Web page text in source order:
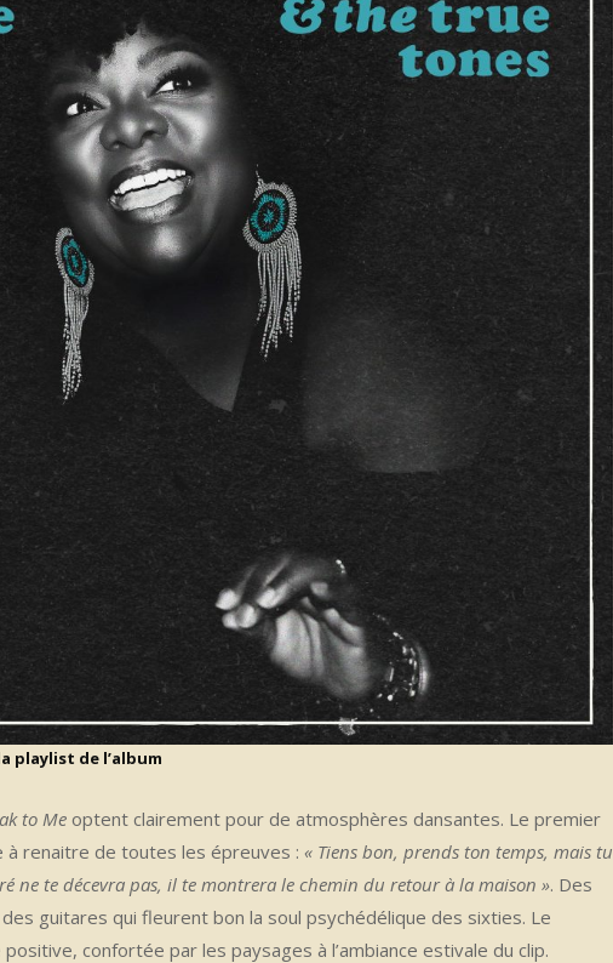
playlist de l’album
to Meoptent clairement pour de atmosphères dansantes. Le premier
à renaitre de toutes les épreuves : « Tiens bon, prends ton temps, mais tu
ne te décevra pas, il te montrera le chemin du retour à la maison ». Des
guitares qui fleurent bon la soul psychédélique des sixties. Le
confortée par les paysages à l’ambiance estivale du clip.